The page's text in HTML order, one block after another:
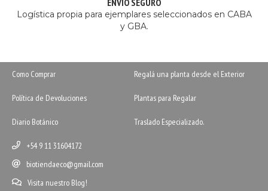
ENVÍO SEGURO
Logística propia para ejemplares seleccionados en CABA
y GBA.
Como Comprar Regalá una planta desde el Exterior
Política de Devoluciones Plantas para Regalar
Diario Botánico Traslado Especializado.
+54 9 11 31604172
biotiendaeco@gmail.com
Visita nuestro Blog!